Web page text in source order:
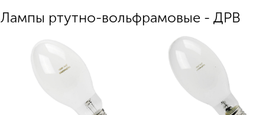
Лампы ртутно-вольфрамовые - ДРВ